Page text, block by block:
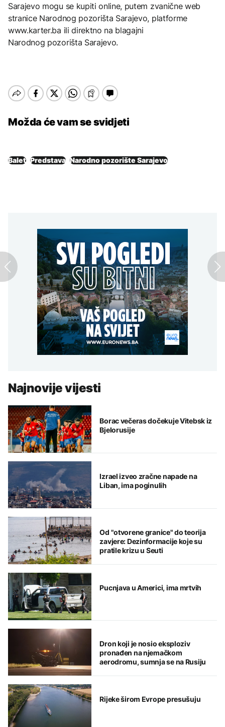
Sarajevo mogu se kupiti online, putem zvanične web
stranice Narodnog pozorišta Sarajevo, platforme
www.karter.ba ili direktno na blagajni
Narodnog pozorišta Sarajevo.
Možda će vam se svidjeti
Balet Predstava Narodno pozorište Sarajevo
Najnovije vijesti
Borac večeras dočekuje Vitebsk iz
Bjelorusije
Izrael izveo zračne napade na
Liban, ima poginulih
Od "otvorene granice" do teorija
zavjere: Dezinformacije koje su
pratile krizu u Seuti
Pucnjava u Americi, ima mrtvih
Dron koji je nosio eksploziv
pronađen na njemačkom
aerodromu, sumnja se na Rusiju
Rijeke širom Evrope presušuju